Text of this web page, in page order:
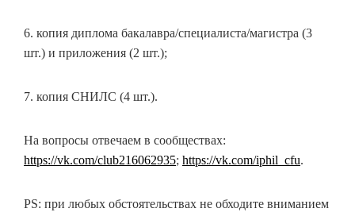
6. копия диплома бакалавра/специалиста/магистра (3
шт.) и приложения (2 шт.);
7. копия СНИЛС (4 шт.).
На вопросы отвечаем в сообществах:
https://vk.com/club216062935; https://vk.com/iphil_cfu.
PS: при любых обстоятельствах не обходите вниманием